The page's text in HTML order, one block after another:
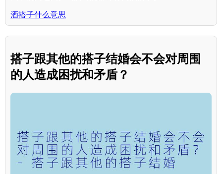
酒搭子什么意思
搭子跟其他的搭子结婚会不会对周围
的人造成困扰和矛盾？